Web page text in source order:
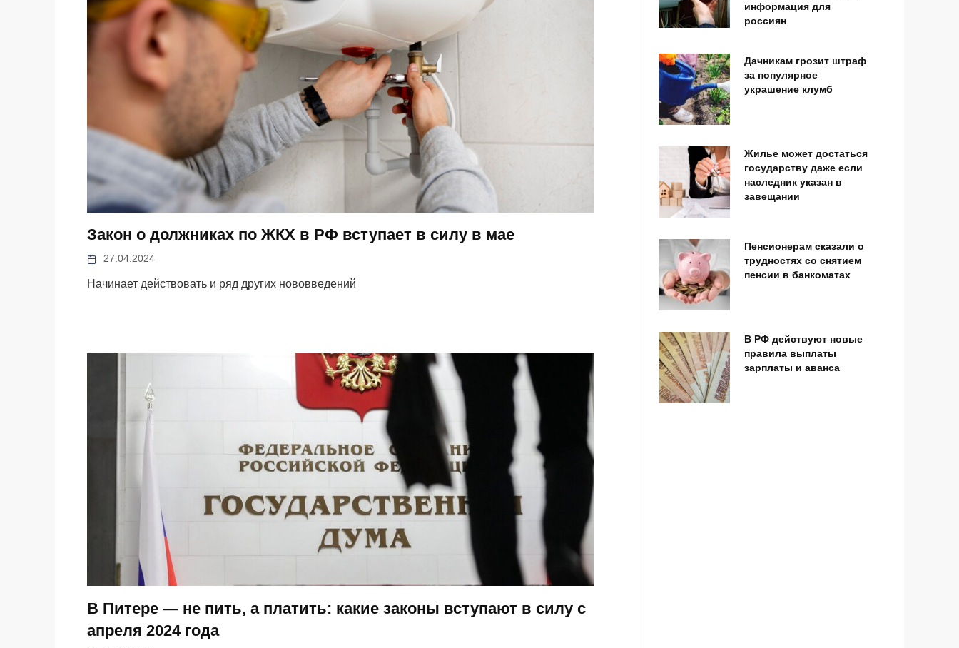
Закон о должниках по ЖКХ в РФ вступает в силу в мае
27.04.2024
Начинает действовать и ряд других нововведений
В Питере — не пить, а платить: какие законы вступают в силу с
апреля 2024 года
информация для
россиян
Дачникам грозит штраф
за популярное
украшение клумб
Жилье может достаться
государству даже если
наследник указан в
завещании
Пенсионерам сказали о
трудностях со снятием
пенсии в банкоматах
В РФ действуют новые
правила выплаты
зарплаты и аванса